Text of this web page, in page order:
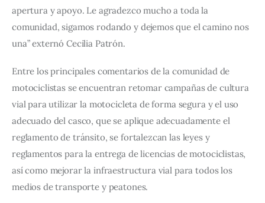
apertura y apoyo. Le agradezco mucho a toda la
comunidad, sigamos rodando y dejemos que el camino nos
una” externó Cecilia Patrón.
Entre los principales comentarios de la comunidad de
motociclistas se encuentran retomar campañas de cultura
vial para utilizar la motocicleta de forma segura y el uso
adecuado del casco, que se aplique adecuadamente el
reglamento de tránsito, se fortalezcan las leyes y
reglamentos para la entrega de licencias de motociclistas,
así como mejorar la infraestructura vial para todos los
medios de transporte y peatones.